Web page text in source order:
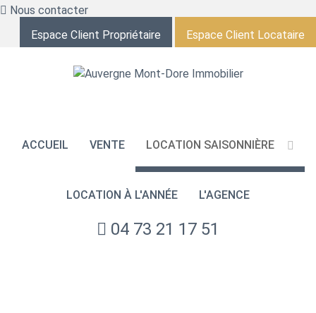
Nous contacter
Espace Client Propriétaire
Espace Client Locataire
ACCUEIL VENTE LOCATION SAISONNIÈRE
LOCATION À L'ANNÉE L'AGENCE
04 73 21 17 51